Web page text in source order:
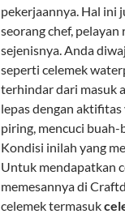
pekerjaannya. Hal ini
seorang chef,
sejenisnya. Anda
seperti celemek
terhindar dari masuk
lepas dengan
piring, mencuci buah-
Kondisi inilah yang
Untuk mendapatkan
memesannya di
celemek termasuk